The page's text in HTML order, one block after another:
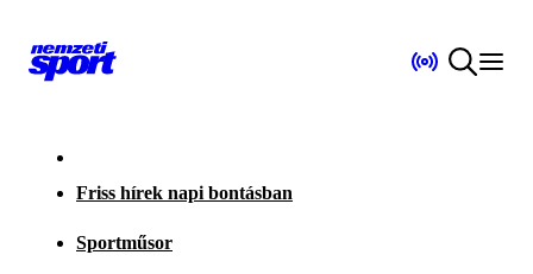
Friss hírek napi bontásban
Sportműsor